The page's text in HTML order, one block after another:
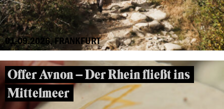
01.09.2026, FRANKFURT
Offer Avnon – Der Rhein fließt ins
Mittelmeer